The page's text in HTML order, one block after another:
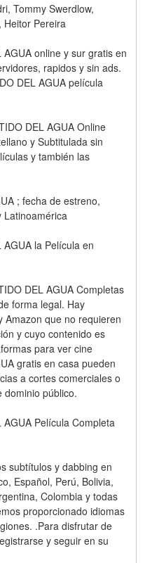
Tommy Swerdlow,
Heitor Pereira
AGUA online y sur gratis en
rapidos y sin ads.
DEL AGUA película
DEL AGUA Online
y Subtitulada sin
y también las
; fecha de estreno,
Latinoamérica
AGUA la Película en
DEL AGUA Completas
forma legal. Hay
Amazon que no requieren
y cuyo contenido es
para ver cine
gratis en casa pueden
a cortes comerciales o
dominio público.
AGUA Película Completa
subtítulos y dabbing en
Español, Perú, Bolivia,
Colombia y todas
proporcionado idiomas
.Para disfrutar de
y seguir en su